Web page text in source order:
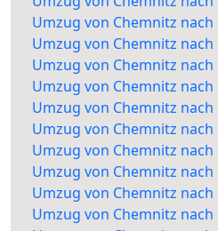
Umzug von Chemnitz nach
Umzug von Chemnitz
Umzug von Chemnitz nach
Umzug von Chemnitz nach
Umzug von Chemnitz
Umzug von Chemnitz nach
Umzug von Chemnitz nach
Umzug von Chemnitz
Umzug von Chemnitz nach
Umzug von Chemnitz